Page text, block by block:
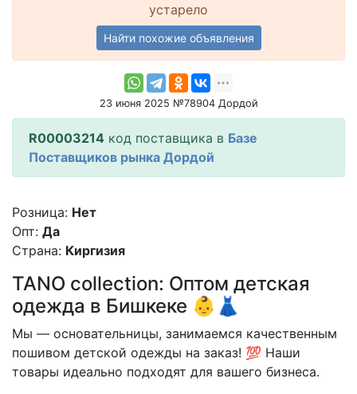
устарело
Найти похожие объявления
23 июня 2025 №78904 Дордой
R00003214 код поставщика в Базе
Поставщиков рынка Дордой
Розница: Нет
Опт: Да
Страна: Киргизия
TANO collection: Оптом детская
одежда в Бишкеке 👶👗
Мы — основательницы, занимаемся качественным
пошивом детской одежды на заказ! 💯 Наши
товары идеально подходят для вашего бизнеса.